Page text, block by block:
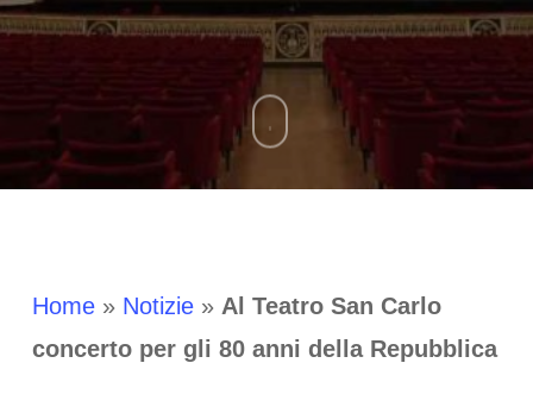
Home» Notizie» Al Teatro San Carlo
concerto per gli 80 anni della Repubblica